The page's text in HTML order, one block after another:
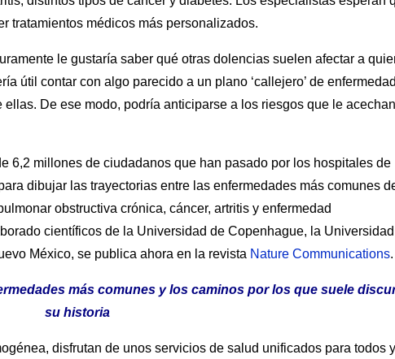
tratamientos médicos más personalizados.
le gustaría saber qué otras dolencias suelen afectar a
útil contar con algo parecido a un plano ‘callejero’ de
De ese modo, podría anticiparse a los riesgos que le
6,2 millones de ciudadanos que han pasado por los hospitales de
dibujar las trayectorias entre las enfermedades más comunes
obstructiva crónica, cáncer, artritis y enfermedad
científicos de la Universidad de Copenhague, la Universidad
México, se publica ahora en la revista Nature Communications.
más comunes y los caminos por los que suele
su historia
disfrutan de unos servicios de salud unificados para todos y